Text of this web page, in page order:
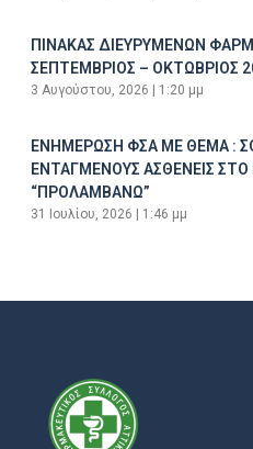
ΠΙΝΑΚΑΣ ΔΙΕΥΡΥΜΕΝΩΝ
ΣΕΠΤΕΜΒΡΙΟΣ – ΟΚΤΩΒΡΙΟΣ
3 Αυγούστου, 2026 1:20 μμ
ΕΝΗΜΕΡΩΣΗ ΦΣΑ ΜΕ ΘΕΜΑ :
ΕΝΤΑΓΜΕΝΟΥΣ ΑΣΘΕΝΕΙΣ
“ΠΡΟΛΑΜΒΑΝΩ”
31 Ιουλίου, 2026 1:46 μμ